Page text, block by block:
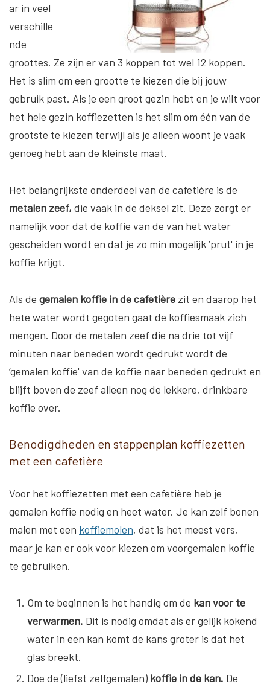
ar in veel
verschille
nde
groottes. Ze zijn er van 3 koppen tot wel 12 koppen.
Het is slim om een grootte te kiezen die bij jouw
gebruik past. Als je een groot gezin hebt en je wilt voor
het hele gezin koffiezetten is het slim om één van de
grootste te kiezen terwijl als je alleen woont je vaak
genoeg hebt aan de kleinste maat.
Het belangrijkste onderdeel van de cafetière is de
metalen zeef, die vaak in de deksel zit. Deze zorgt er
namelijk voor dat de koffie van de van het water
gescheiden wordt en dat je zo min mogelijk ‘prut' in je
koffie krijgt.
Als de gemalen koffie in de cafetière zit en daarop het
hete water wordt gegoten gaat de koffiesmaak zich
mengen. Door de metalen zeef die na drie tot vijf
minuten naar beneden wordt gedrukt wordt de
‘gemalen koffie' van de koffie naar beneden gedrukt en
blijft boven de zeef alleen nog de lekkere, drinkbare
koffie over.
Benodigdheden en stappenplan koffiezetten
met een cafetière
Voor het koffiezetten met een cafetière heb je
gemalen koffie nodig en heet water. Je kan zelf bonen
malen met een koffiemolen, dat is het meest vers,
maar je kan er ook voor kiezen om voorgemalen koffie
te gebruiken.
Om te beginnen is het handig om de kan voor te
verwarmen. Dit is nodig omdat als er gelijk kokend
water in een kan komt de kans groter is dat het
glas breekt.
Doe de (liefst zelfgemalen) koffie in de kan. De